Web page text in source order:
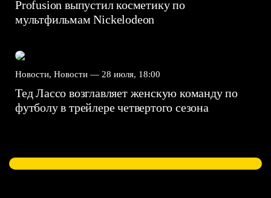
Profusion выпустил косметику по
мультфильмам Nickelodeon
Новости, Новости — 28 июля, 18:00
Тед Лассо возглавляет женскую команду по
футболу в трейлере четвертого сезона